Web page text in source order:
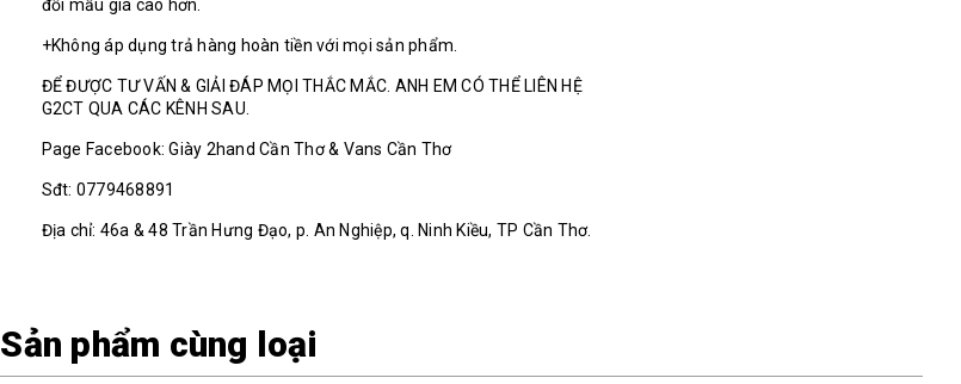
đổi mẫu giá cao hơn.
+Không áp dụng trả hàng hoàn tiền với mọi sản phẩm.
ĐỂ ĐƯỢC TƯ VẤN & GIẢI ĐÁP MỌI THẮC MẮC. ANH EM CÓ THỂ LIÊN HỆ
G2CT QUA CÁC KÊNH SAU.
Page Facebook: Giày 2hand Cần Thơ & Vans Cần Thơ
Sđt: 0779468891
Địa chỉ: 46a & 48 Trần Hưng Đạo, p. An Nghiệp, q. Ninh Kiều, TP Cần Thơ.
Sản phẩm cùng loại